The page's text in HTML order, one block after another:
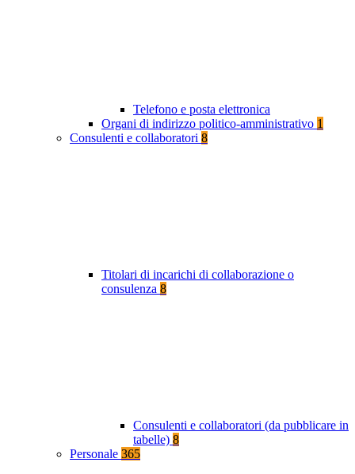
Telefono e posta elettronica
Organi di indirizzo politico-amministrativo 1
Consulenti e collaboratori 8
Titolari di incarichi di collaborazione o
consulenza 8
Consulenti e collaboratori (da pubblicare in
tabelle) 8
Personale 365